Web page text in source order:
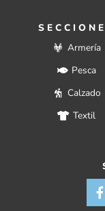
Armería
Pesca
Calzado
Textil
F
a